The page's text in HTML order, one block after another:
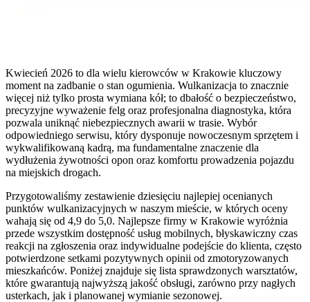
Kwiecień 2026 to dla wielu kierowców w Krakowie kluczowy
moment na zadbanie o stan ogumienia. Wulkanizacja to znacznie
więcej niż tylko prosta wymiana kół; to dbałość o bezpieczeństwo,
precyzyjne wyważenie felg oraz profesjonalna diagnostyka, która
pozwala uniknąć niebezpiecznych awarii w trasie. Wybór
odpowiedniego serwisu, który dysponuje nowoczesnym sprzętem i
wykwalifikowaną kadrą, ma fundamentalne znaczenie dla
wydłużenia żywotności opon oraz komfortu prowadzenia pojazdu
na miejskich drogach.
Przygotowaliśmy zestawienie dziesięciu najlepiej ocenianych
punktów wulkanizacyjnych w naszym mieście, w których oceny
wahają się od 4,9 do 5,0. Najlepsze firmy w Krakowie wyróżnia
przede wszystkim dostępność usług mobilnych, błyskawiczny czas
reakcji na zgłoszenia oraz indywidualne podejście do klienta, często
potwierdzone setkami pozytywnych opinii od zmotoryzowanych
mieszkańców. Poniżej znajduje się lista sprawdzonych warsztatów,
które gwarantują najwyższą jakość obsługi, zarówno przy nagłych
usterkach, jak i planowanej wymianie sezonowej.